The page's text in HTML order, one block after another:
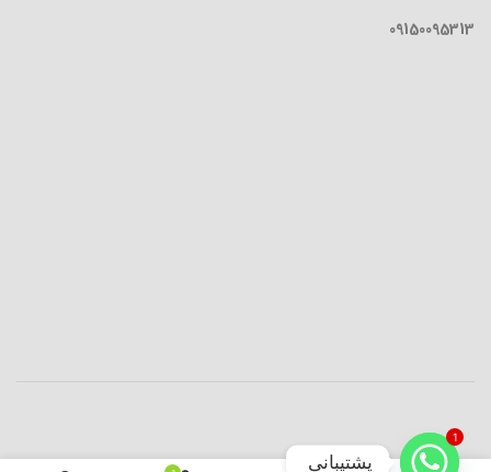
09150095313
1
پشتیبانی